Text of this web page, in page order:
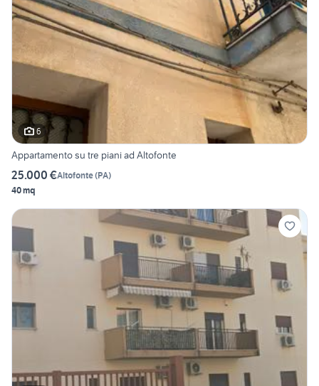
6
Appartamento su tre piani ad Altofonte
25.000 €Altofonte(PA)
40 mq